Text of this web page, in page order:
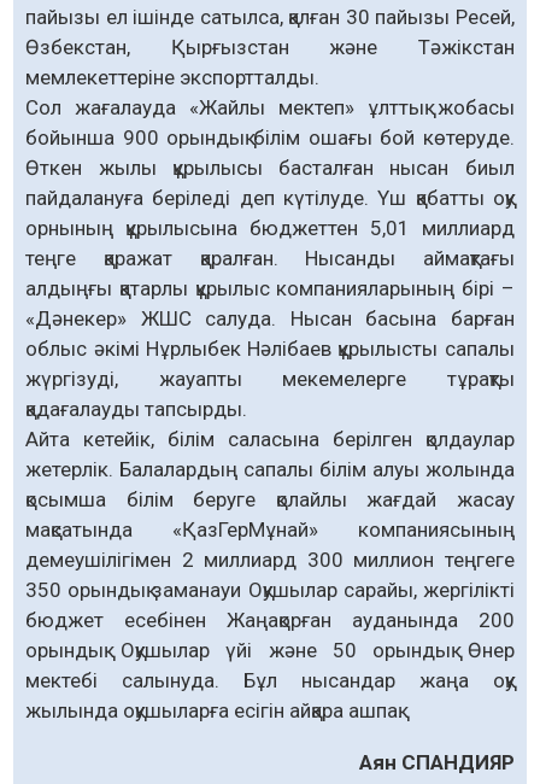
пайызы ел ішінде сатылса, қалған 30 пайызы Ресей,
Өзбекстан, Қырғызстан және Тәжікстан
мемлекеттеріне экспортталды.
Сол жағалауда «Жайлы мектеп» ұлттық жобасы
бойынша 900 орындық білім ошағы бой көтеруде.
Өткен жылы құрылысы басталған нысан биыл
пайдалануға беріледі деп күтілуде. Үш қабатты оқу
орнының құрылысына бюджеттен 5,01 миллиард
теңге қаражат қаралған. Нысанды аймақтағы
алдыңғы қатарлы құрылыс компанияларының бірі –
«Дәнекер» ЖШС салуда. Нысан басына барған
облыс әкімі Нұрлыбек Нәлібаев құрылысты сапалы
жүргізуді, жауапты мекемелерге тұрақты
қадағалауды тапсырды.
Айта кетейік, білім саласына берілген қолдаулар
жетерлік. Балалардың сапалы білім алуы жолында
қосымша білім беруге қолайлы жағдай жасау
мақсатында «ҚазГерМұнай» компаниясының
демеушілігімен 2 миллиард 300 миллион теңгеге
350 орындық заманауи Оқушылар сарайы, жергілікті
бюджет есебінен Жаңақорған ауданында 200
орындық Оқушылар үйі және 50 орындық Өнер
мектебі салынуда. Бұл нысандар жаңа оқу
жылында оқушыларға есігін айқара ашпақ.
Аян СПАНДИЯР